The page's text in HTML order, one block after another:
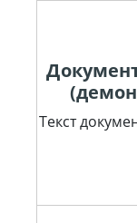
Текст